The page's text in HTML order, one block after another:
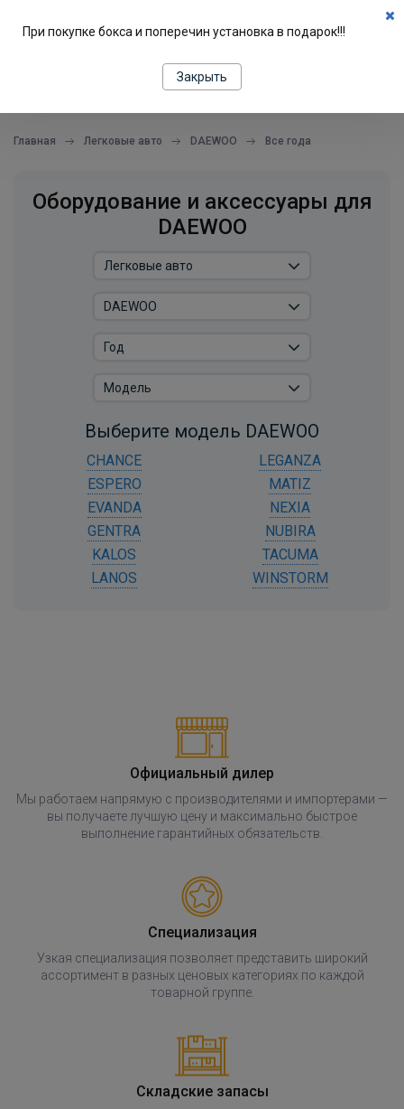
Главная Легковые авто DAEWOO Все года
Оборудование и аксессуары для
DAEWOO
Выберите модель DAEWOO
CHANCE
ESPERO
EVANDA
GENTRA
KALOS
LANOS
LEGANZA
MATIZ
NEXIA
NUBIRA
TACUMA
WINSTORM
Официальный дилер
Мы работаем напрямую с производителями и импортерами —
вы получаете лучшую цену и максимально быстрое
выполнение гарантийных обязательств.
Специализация
Узкая специализация позволяет представить широкий
ассортимент в разных ценовых категориях по каждой
товарной группе.
Складские запасы
При покупке бокса и поперечин установка в подарок!!!
Закрыть